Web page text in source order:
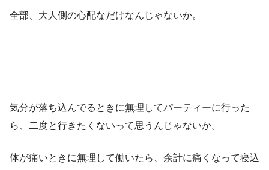
全部、大人側の心配なだけなんじゃないか。
気分が落ち込んでるときに無理してパーティーに行った
ら、二度と行きたくないって思うんじゃないか。
体が痛いときに無理して働いたら、余計に痛くなって寝込